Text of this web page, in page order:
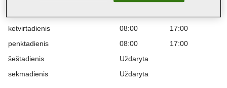
ketvirtadienis
08:00
17:00
penktadienis
08:00
17:00
šeštadienis
Uždaryta
sekmadienis
Uždaryta